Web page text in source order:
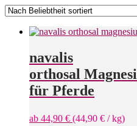
navalis
orthosal
für Pferde
ab 44,90 € (44,90 € /kg)